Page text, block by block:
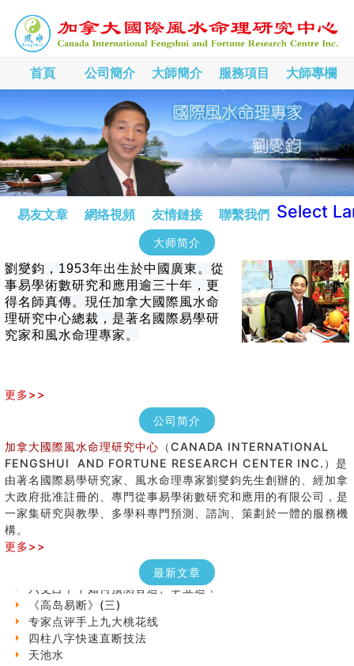
首頁 公司簡介 大師簡介 服務項目 大師專欄
易友文章 網络視頻 友情鏈接 聯繫我們 Select
大师简介
劉燮鈞，1953年出生於中國廣東。從
事易學術數研究和應用逾三十年，更
得名師真傳。現任加拿大國際風水命
理研究中心總裁，是著名國際易學研
究家和風水命理專家。
更多>>
公司简介
加拿大國際風水命理研究中心 （CANADA INTERNATIONAL
FENGSHUI AND FORTUNE RESEARCH CENTER INC.）是
由著名國際易學研究家、風水命理專家劉燮鈞先生創辦的、經加拿
大政府批准註冊的、專門從事易學術數研究和應用的有限公司，是
一家集研究與教學、多學科專門預測、諮詢、策劃於一體的服務機
構。
更多>>
最新文章
手指饱满福运加身，这种手相福运在何处？
八字铁口直断经验总结五十条
《高岛易断》(四)
马斯克八字分析
饭店餐馆风水布局知识
六爻占卜中如何预测官运、事业运？
《高岛易断》(三)
专家点评手上九大桃花线
四柱八字快速直断技法
天池水
《高岛易断》(二)